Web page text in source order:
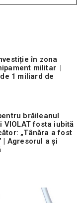
în zona
militar |
1 miliard de
brăileanul
VIOLAT fosta iubită
„Tânăra a fost
| Agresorul a și